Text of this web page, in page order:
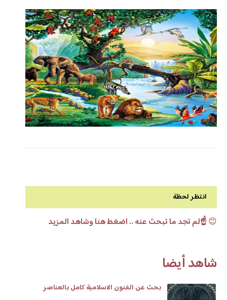
انتظر لحظة
😊☝️لم تجد ما تبحث عنه .. اضغط هنا وشاهد المزيد
شاهد أيضا
بحث عن الفنون الاسلامية كامل بالعناصر